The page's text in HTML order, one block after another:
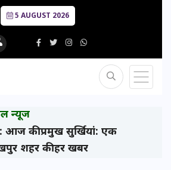
5 AUGUST 2026
न्यूज
आज की प्रमुख सुर्खियां: एक
शहर की हर खबर